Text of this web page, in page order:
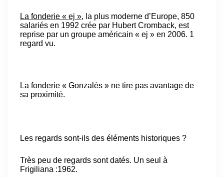
La fonderie « ej », la plus moderne d’Europe, 850
salariés en 1992 crée par Hubert Cromback, est
reprise par un groupe américain « ej » en 2006. 1
regard vu.
La fonderie « Gonzalès » ne tire pas avantage de
sa proximité.
Les regards sont-ils des éléments historiques ?
Très peu de regards sont datés. Un seul à
Frigiliana :1962.